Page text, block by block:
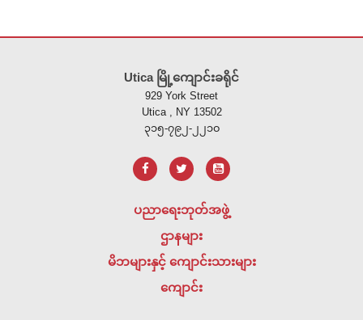
Utica မြို့ကျောင်းခရိုင်
929 York Street
Utica , NY 13502
၃၁၅-၇၉၂-၂၂၁၀
ပညာရေးဘုတ်အဖွဲ့
ဌာနများ
မိဘများနှင့် ကျောင်းသားများ
ကျောင်း